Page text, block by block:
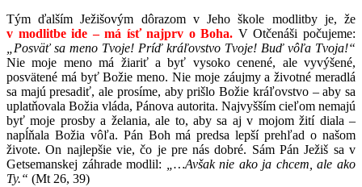
Tým ďalším Ježišovým dôrazom v Jeho škole modlitby je, že
v modlitbe ide – má ísť najprv o Boha. V Otčenáši počujeme:
„Posväť sa meno Tvoje! Príď kráľovstvo Tvoje! Buď vôľa Tvoja!“
Nie moje meno má žiariť a byť vysoko cenené, ale vyvýšené,
posvätené má byť Božie meno. Nie moje záujmy a životné meradlá
sa majú presadiť, ale prosíme, aby prišlo Božie kráľovstvo – aby sa
uplatňovala Božia vláda, Pánova autorita. Najvyšším cieľom nemajú
byť moje prosby a želania, ale to, aby sa aj v mojom žití diala –
napĺňala Božia vôľa. Pán Boh má predsa lepší prehľad o našom
živote. On najlepšie vie, čo je pre nás dobré. Sám Pán Ježiš sa v
Getsemanskej záhrade modlil:
„…Avšak nie ako ja chcem, ale ako
Ty.“ (Mt 26, 39)